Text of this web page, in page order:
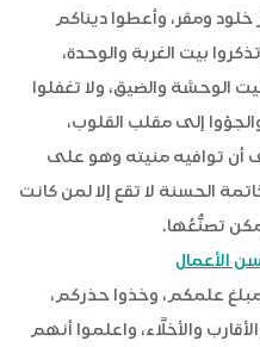
ومقر، وأعطوا ديناكم
بيت الغربة والوحدة،
الوحشة والضيق، ولا تغفلوا
إلى مقلب القلوب،
أن توافيه منيته وهو على
الحسنة لا تقع إلا لمن كانت
تصنُّعُها.
الأعمال
مبلغ علمكم، وخذوا حذركم،
والأخلَّاء، واعلموا أنهم